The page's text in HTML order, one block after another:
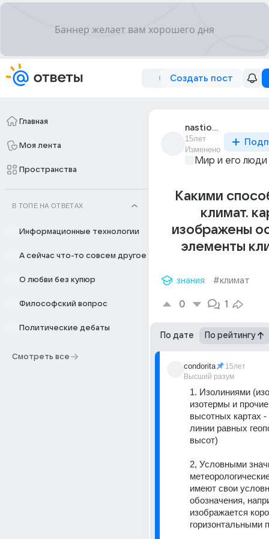
Создать пост
Главная
Моя лента
Пространства
В ТОПЕ НА ОТВЕТАХ
Информационные технологии
А сейчас что-то совсем другое
О любви без купюр
Философский вопрос
Политические дебаты
Смотреть все
nastiona_ordina
15лет
Изменено
Мир и его люди
Какими
климат.
изображены
элементы
знания #климат
0 1
По дате По рейтингу
condorita
Высший разум
15лет
1. Изолиниями
изотермы и
высотных картах -
линии равных
высот)
2, Условными
имеют свои
обозначения,
изображается
горизонтальными